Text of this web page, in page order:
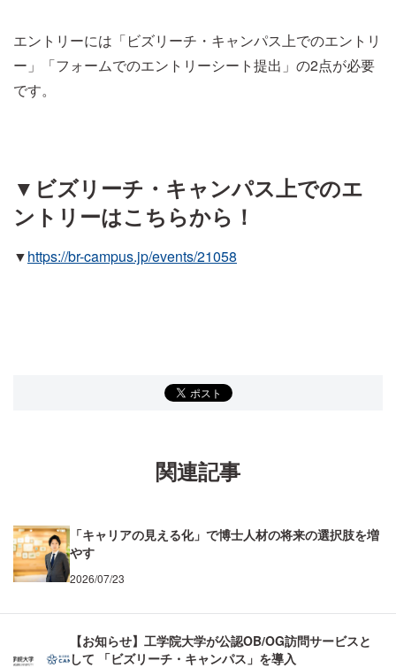
エントリーには「ビズリーチ・キャンパス上でのエントリ
ー」「フォームでのエントリーシート提出」の2点が必要
です。
▼ビズリーチ・キャンパス上でのエ
ントリーはこちらから！
▼https://br-campus.jp/events/21058
関連記事
「キャリアの見える化」で博士人材の将来の選択肢を増
やす
2026/07/23
【お知らせ】工学院大学が公認OB/OG訪問サービスと
して 「ビズリーチ・キャンパス」を導入